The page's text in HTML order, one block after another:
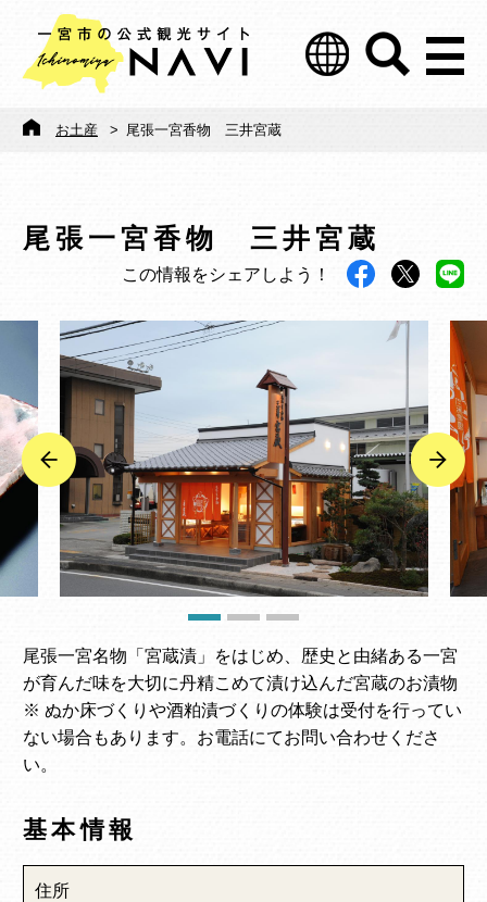
お土産 > 尾張一宮香物 三井宮蔵
尾張一宮香物 三井宮蔵
この情報をシェアしよう！
尾張一宮名物「宮蔵漬」をはじめ、歴史と由緒ある一宮
が育んだ味を大切に丹精こめて漬け込んだ宮蔵のお漬物
※ ぬか床づくりや酒粕漬づくりの体験は受付を行ってい
ない場合もあります。お電話にてお問い合わせくださ
い。
基本情報
住所